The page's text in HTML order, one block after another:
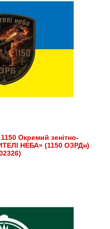
Окремий зенітно-
НЕБА» (1150 ОЗРДн)